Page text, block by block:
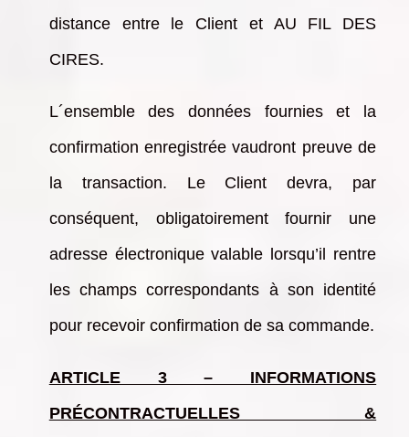
distance entre le Client et AU FIL DES
CIRES.
L´ensemble des données fournies et la
confirmation enregistrée vaudront preuve de
la transaction. Le Client devra, par
conséquent, obligatoirement fournir une
adresse électronique valable lorsqu’il rentre
les champs correspondants à son identité
pour recevoir confirmation de sa commande.
ARTICLE 3 – INFORMATIONS
PRÉCONTRACTUELLES &